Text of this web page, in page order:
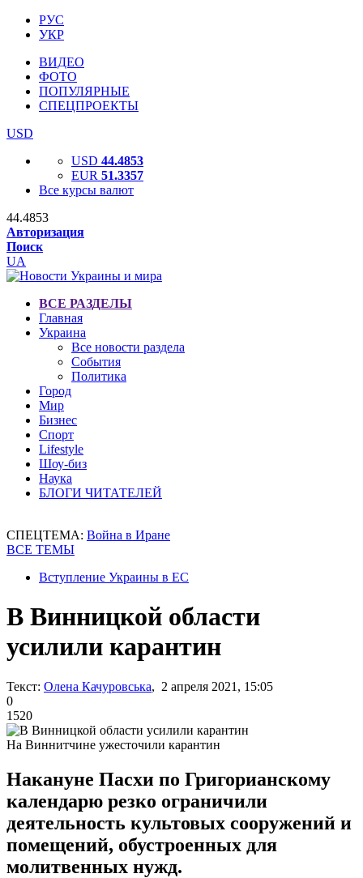
РУС
УКР
ВИДЕО
ФОТО
ПОПУЛЯРНЫЕ
СПЕЦПРОЕКТЫ
USD
USD 44.4853
EUR 51.3357
Все курсы валют
44.4853
Авторизация
Поиск
UA
ВСЕ РАЗДЕЛЫ
Главная
Украина
Все новости раздела
События
Политика
Город
Мир
Бизнес
Спорт
Lifestyle
Шоу-биз
Наука
БЛОГИ ЧИТАТЕЛЕЙ
СПЕЦТЕМА: Война в Иране
ВСЕ ТЕМЫ
Вступление Украины в ЕС
В Винницкой области
усилили карантин
Текст: Олена Качуровська, 2 апреля 2021, 15:05
0
1520
На Виннитчине ужесточили карантин
Накануне Пасхи по Григорианскому
календарю резко ограничили
деятельность культовых сооружений и
помещений, обустроенных для
молитвенных нужд.